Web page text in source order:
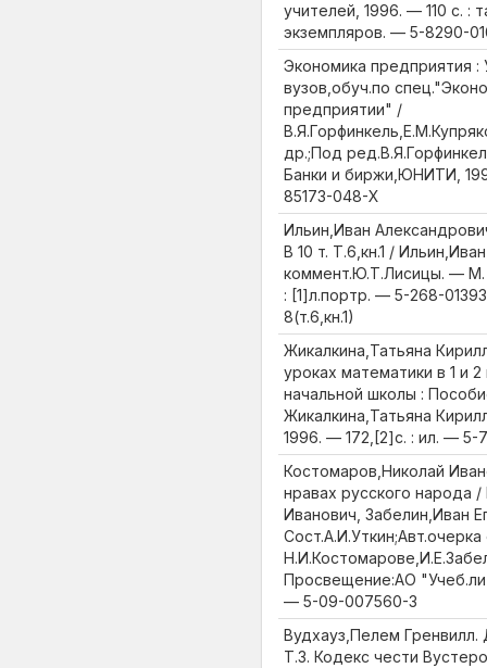
учителей, 1996. — 110 с. :
экземпляров. — 5-8290-
Экономика предприятия :
вузов,обуч.по
предприятии" /
др.;Под
Банки и биржи,ЮНИТИ,
85173-048-Х
Ильин,Иван
В 10 т. Т.6,кн.1 /
коммент.Ю.Т.Лисицы. — М.
: [1]л.портр. — 5-268-
8(т.6,кн.1)
Жикалкина,Татьяна
уроках математики в 1 и
начальной школы :
Жикалкина,Татьяна
1996. — 172,[2]с. : ил. — 5-
Костомаров,Николай
нравах русского народа
Иванович, Забелин,Иван
Сост.А.И.Уткин;Авт.очерка
Просвещение:АО
— 5-09-007560-3
Вудхауз,Пелем
Т.3. Кодекс чести